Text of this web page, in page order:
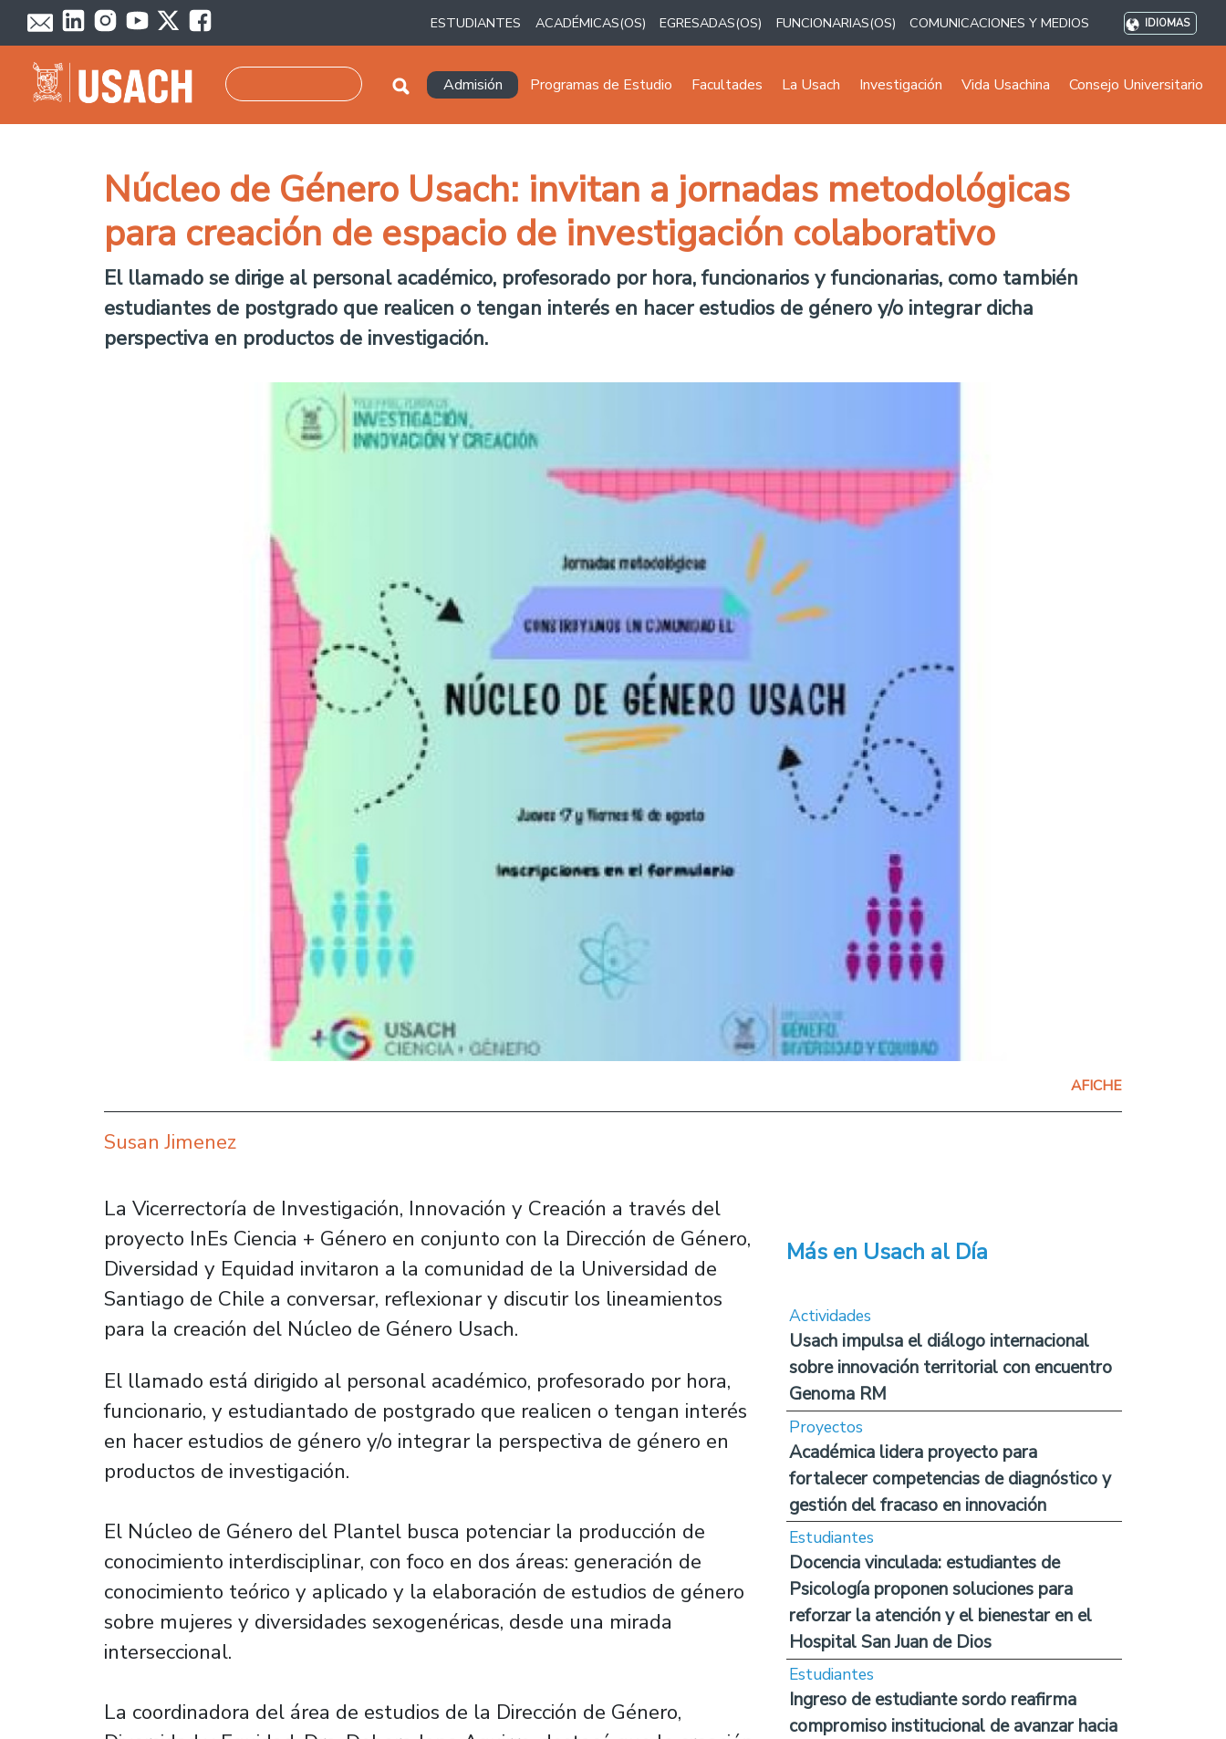
Pasar al contenido principal
ESTUDIANTES ACADÉMICAS(OS) EGRESADAS(OS) FUNCIONARIAS(OS) COMUNICACIONES Y MEDIOS IDIOMAS
Navegación principal
Admisión Programas de Estudio Facultades La Usach Investigación Vida Usachina Consejo Universitario
Núcleo de Género Usach: invitan a jornadas metodológicas
para creación de espacio de investigación colaborativo
El llamado se dirige al personal académico, profesorado por hora, funcionarios y funcionarias, como también
estudiantes de postgrado que realicen o tengan interés en hacer estudios de género y/o integrar dicha
perspectiva en productos de investigación.
AFICHE
Susan Jimenez
La Vicerrectoría de Investigación, Innovación y Creación a través del
proyecto InEs Ciencia + Género en conjunto con la Dirección de Género,
Diversidad y Equidad invitaron a la comunidad de la Universidad de
Santiago de Chile a conversar, reflexionar y discutir los lineamientos
para la creación del Núcleo de Género Usach.
El llamado está dirigido al personal académico, profesorado por hora,
funcionario, y estudiantado de postgrado que realicen o tengan interés
en hacer estudios de género y/o integrar la perspectiva de género en
productos de investigación.
El Núcleo de Género del Plantel busca potenciar la producción de
conocimiento interdisciplinar, con foco en dos áreas: generación de
conocimiento teórico y aplicado y la elaboración de estudios de género
sobre mujeres y diversidades sexogenéricas, desde una mirada
interseccional.
La coordinadora del área de estudios de la Dirección de Género,
Más en Usach al Día
Actividades
Usach impulsa el diálogo internacional
sobre innovación territorial con encuentro
Genoma RM
Proyectos
Académica lidera proyecto para
fortalecer competencias de diagnóstico y
gestión del fracaso en innovación
Estudiantes
Docencia vinculada: estudiantes de
Psicología proponen soluciones para
reforzar la atención y el bienestar en el
Hospital San Juan de Dios
Estudiantes
Ingreso de estudiante sordo reafirma
compromiso institucional de avanzar hacia